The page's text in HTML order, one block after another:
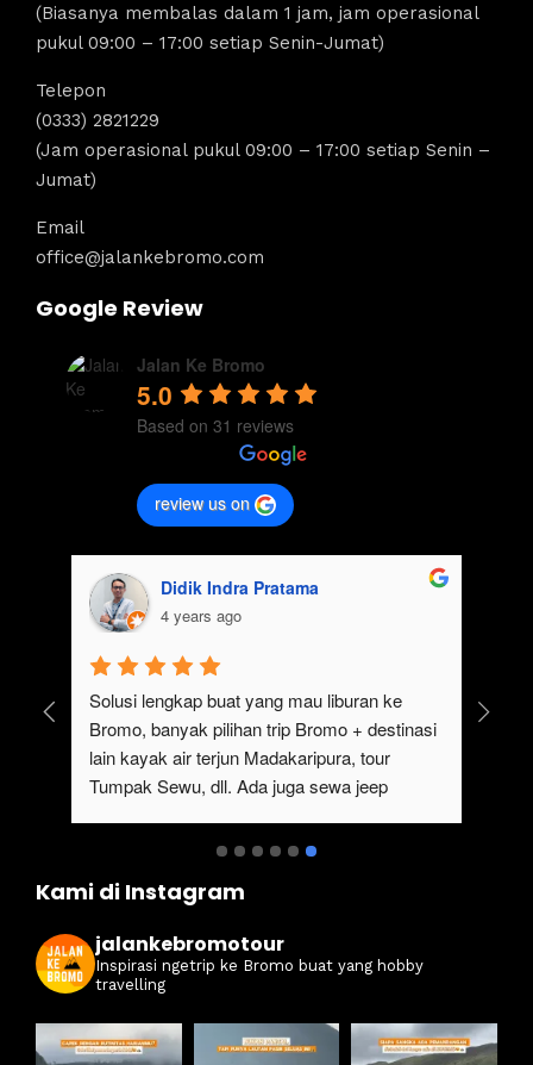
(Biasanya membalas dalam 1 jam, jam operasional
pukul 09:00 – 17:00 setiap Senin-Jumat)
Telepon
(0333) 2821229
(Jam operasional pukul 09:00 – 17:00 setiap Senin –
Jumat)
Email
office@jalankebromo.com
Google Review
Jalan Ke Bromo
5.0
Based on 31 reviews
review us on
Didik Indra Pratama
4 years ago
Solusi lengkap buat yang mau liburan ke
Bromo, banyak pilihan trip Bromo + destinasi
lain kayak air terjun Madakaripura, tour
Tumpak Sewu, dll. Ada juga sewa jeep
Kami di Instagram
jalankebromotour
Inspirasi ngetrip ke Bromo buat yang hobby
travelling